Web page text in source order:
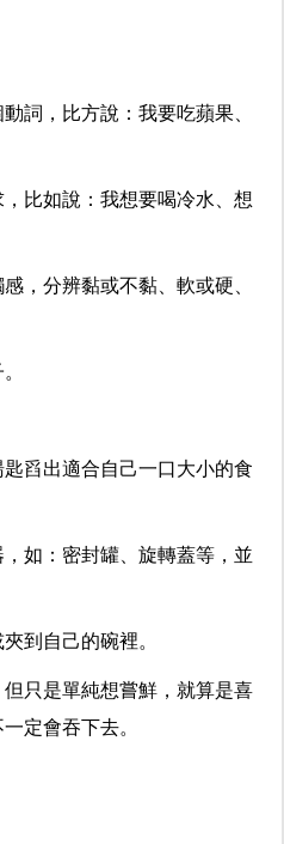
詞，比方說：我要吃蘋果、
，比如說：我想要喝冷水、想
，分辨黏或不黏、軟或硬、
匙舀出適合自己一口大小的食
，如：密封罐、旋轉蓋等，並
到自己的碗裡。
但只是單純想嘗鮮，就算是喜
定會吞下去。